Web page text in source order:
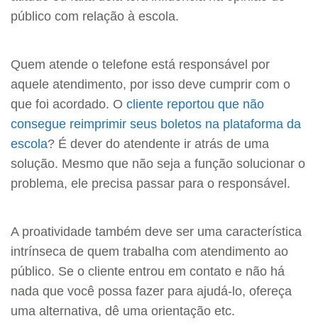
público com relação à escola.
Quem atende o telefone está responsável por
aquele atendimento, por isso deve cumprir com o
que foi acordado. O cliente reportou que não
consegue reimprimir seus boletos na plataforma da
escola? É dever do atendente ir atrás de uma
solução. Mesmo que não seja a função solucionar o
problema, ele precisa passar para o responsável.
A proatividade também deve ser uma característica
intrínseca de quem trabalha com atendimento ao
público. Se o cliente entrou em contato e não há
nada que você possa fazer para ajudá-lo, ofereça
uma alternativa, dê uma orientação etc.